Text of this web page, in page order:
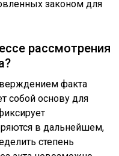
законом для
рассмотрения
факта
собой основу для
в дальнейшем,
степень